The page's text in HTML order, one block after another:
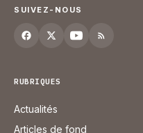
SUIVEZ-NOUS
RUBRIQUES
Actualités
Articles de fond